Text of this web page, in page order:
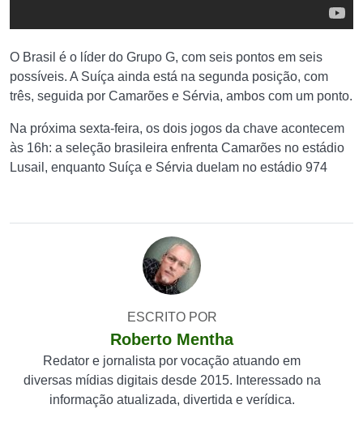
O Brasil é o líder do Grupo G, com seis pontos em seis
possíveis. A Suíça ainda está na segunda posição, com
três, seguida por Camarões e Sérvia, ambos com um ponto.
Na próxima sexta-feira, os dois jogos da chave acontecem
às 16h: a seleção brasileira enfrenta Camarões no estádio
Lusail, enquanto Suíça e Sérvia duelam no estádio 974
ESCRITO POR
Roberto Mentha
Redator e jornalista por vocação atuando em
diversas mídias digitais desde 2015. Interessado na
informação atualizada, divertida e verídica.